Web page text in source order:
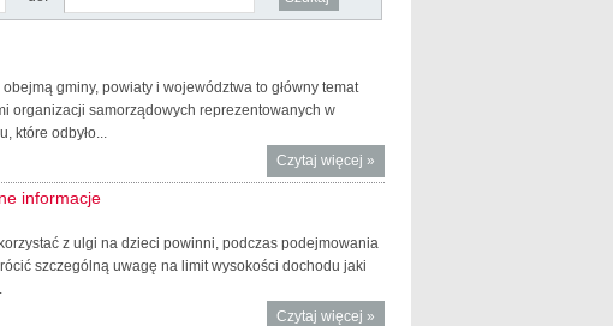
gminy, powiaty i województwa to główny temat
organizacji samorządowych reprezentowanych w
odbyło...
Czytaj więcej o Zmiany w
systemie
»
informacje
z ulgi na dzieci powinni, podczas podejmowania
szczególną uwagę na limit wysokości dochodu jaki
Czytaj więcej o Sprawdź
»